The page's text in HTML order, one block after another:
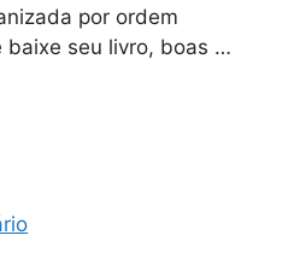
por ordem
baixe seu livro, boas …